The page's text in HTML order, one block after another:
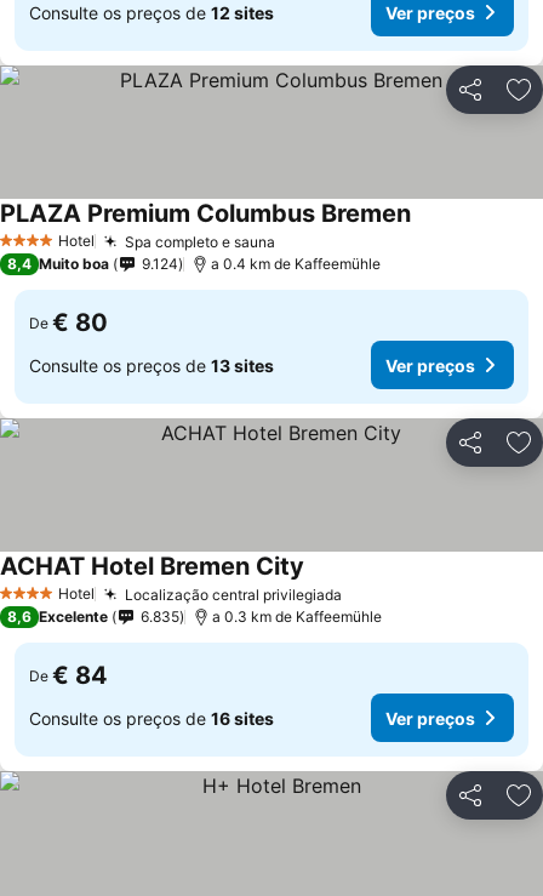
Consulte os preços de 12 sites Ver preços
Partilhar
4 EstrelasHotel Spa completo e sauna
PLAZA Premium Columbus Bremen
8,4 Muito boa 9.124 a 0.4 km de Kaffeemühle
De € 80
Consulte os preços de 13 sites Ver preços
Partilhar
4 EstrelasHotel Localização central privilegiada
ACHAT Hotel Bremen City
8,6 Excelente 6.835 a 0.3 km de Kaffeemühle
De € 84
Consulte os preços de 16 sites Ver preços
Partilhar